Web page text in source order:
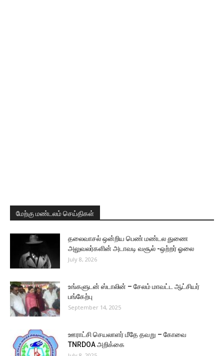
மேற்கு மண்டலம் செய்திகள்
தலைவாசல் ஒன்றிய பெண் மண்டல துணை
அலுவலர்களின் அடாவடி வசூல் -ஒற்றர் ஓலை
July 8, 2026
உங்களுடன் ஸ்டாலின் – சேலம் மாவட்ட ஆட்சியர்
பங்கேற்பு
September 14, 2025
ஊராட்சி செயலாளர் மீதே தவறு – கோவை
TNRDOA அறிக்கை